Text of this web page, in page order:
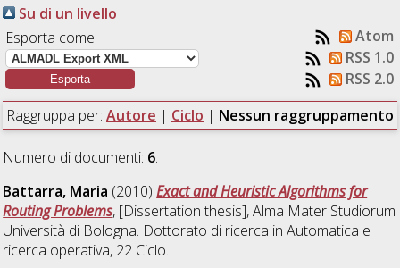
Su di un livello
Esporta come
Atom
RSS 1.0
RSS 2.0
Raggruppa per: Autore | Ciclo | Nessun raggruppamento
Numero di documenti: 6.
Battarra, Maria (2010)Exact and Heuristic Algorithms for
Routing Problems, [Dissertation thesis], Alma Mater Studiorum
Università di Bologna. Dottorato di ricerca inAutomatica e
ricerca operativa, 22 Ciclo.